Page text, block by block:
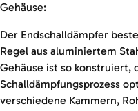
Gehäuse:
Der Endschalldämpfer
Regel aus aluminiertem
Gehäuse ist so konstruiert,
Schalldämpfungsprozess
verschiedene Kammern,